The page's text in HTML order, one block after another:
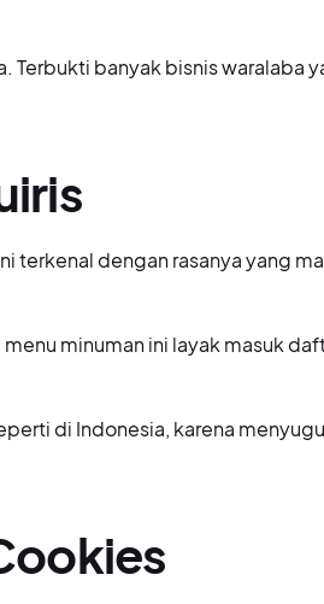
Terbukti banyak bisnis waralaba
terkenal dengan rasanya yang
minuman ini layak masuk
di Indonesia, karena